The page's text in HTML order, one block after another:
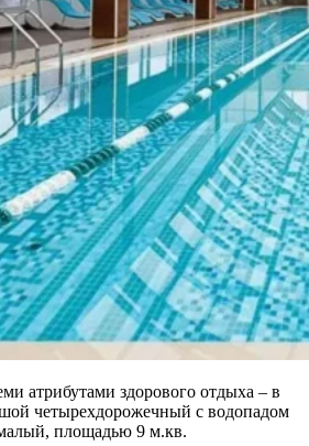
атрибутами здорового отдыха – в
четырехдорожечный с водопадом
площадью 9 м.кв.